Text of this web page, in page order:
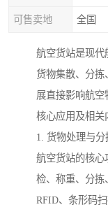
可售卖地 全国
航空货站是现代
货物集散、分拣
展直接影响航
核心应用及相关
1. 货物处理与分
航空货站的核心
检、称重、分拣
RFID、条形码